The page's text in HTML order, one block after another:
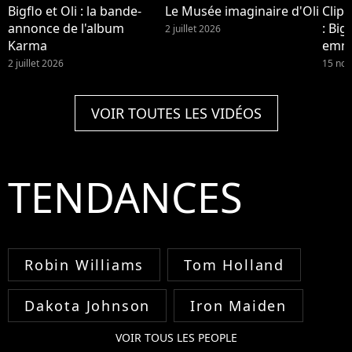
Bigflo et Oli : la bande-
annonce de l'album
Karma
2 juillet 2026
Le Musée imaginaire d'Oli
2 juillet 2026
Clip
:
15
VOIR TOUTES LES VIDÉOS
TENDANCES
Robin Williams Tom Holland
Dakota Johnson Iron Maiden
VOIR TOUS LES PEOPLE